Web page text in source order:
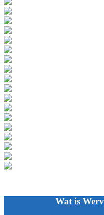
Wat is